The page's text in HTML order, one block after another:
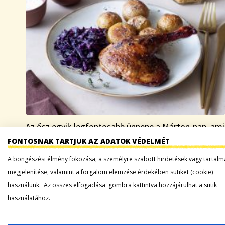
Az ősz egyik legfontosabb ünnepe a Márton-nap, ami
minden évben november 11-re esik. Ehhez a
különleges őszi naphoz számos néphagyomány
kötődik, ilyenkor szokás a kicsikkel lámpást készítve
felvonulást tartani, időt…
FONTOSNAK TARTJUK AZ ADATOK VÉDELMÉT
A böngészési élmény fokozása, a személyre szabott hirdetések vagy
megjelenítése, valamint a forgalom elemzése érdekében sütiket (cookie)
használunk. 'Az összes elfogadása' gombra kattintva hozzájárulhat a sütik
használatához.